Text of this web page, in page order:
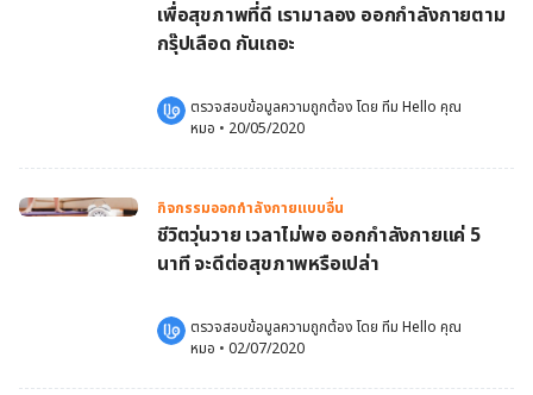
เพื่อสุขภาพที่ดี เรามาลอง ออกกำลังกายตาม
กรุ๊ปเลือด กันเถอะ
ตรวจสอบข้อมูลความถูกต้อง โดย ทีม Hello คุณ
หมอ • 20/05/2020
กิจกรรมออกกำลังกายแบบอื่น
ชีวิตวุ่นวาย เวลาไม่พอ ออกกำลังกายแค่ 5
นาที จะดีต่อสุขภาพหรือเปล่า
ตรวจสอบข้อมูลความถูกต้อง โดย ทีม Hello คุณ
หมอ • 02/07/2020